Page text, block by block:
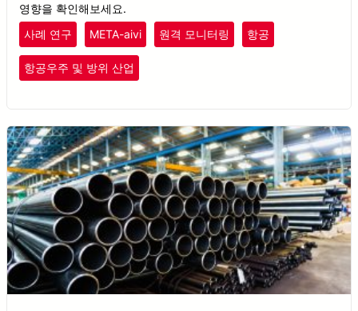
영향을 확인해보세요.
사례 연구
META-aivi 원격 모니터링 항공
항공우주 및 방위 산업